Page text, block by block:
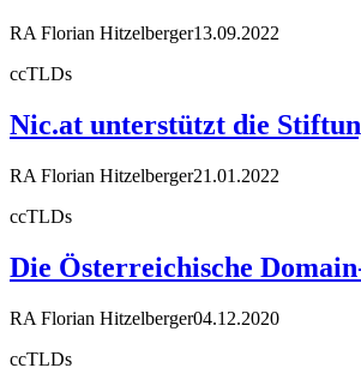
RA Florian Hitzelberger13.09.2022
ccTLDs
Nic.at unterstützt die
RA Florian Hitzelberger21.01.2022
ccTLDs
Die Österreichische
RA Florian Hitzelberger04.12.2020
ccTLDs